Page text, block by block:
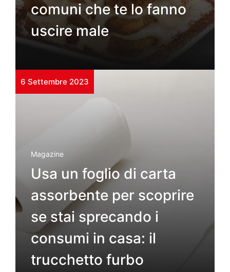
comuni che te lo fanno
uscire male
6 Settembre 2023
Magazine
Usa un foglio di carta
assorbente per scoprire
se stai sprecando i
consumi in casa: il
trucchetto furbo